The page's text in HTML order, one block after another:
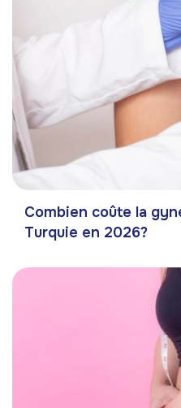
Combien coûte la
Turquie en 2026?